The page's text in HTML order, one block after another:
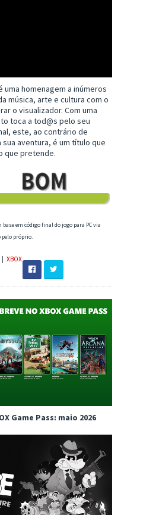
uma homenagem a inúmeros
música, arte e cultura com o
o visualizador. Com uma
toca a tod@s pelo seu
este, ao contrário de
sua aventura, é um título que
que pretende.
em código final do jogo para PC via
pelo próprio.
XBOX
Game Pass: maio 2026